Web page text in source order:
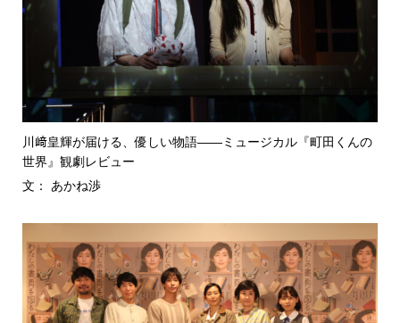
川﨑皇輝が届ける、優しい物語――ミュージカル『町田くんの
世界』観劇レビュー
文： あかね渉